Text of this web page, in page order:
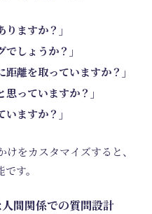
りますか？」
でしょうか？」
距離を取っていますか？」
思っていますか？」
いますか？」
をカスタマイズすると、
す。
間関係での質問設計